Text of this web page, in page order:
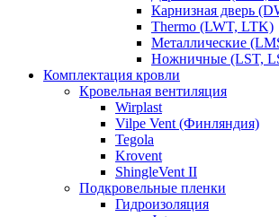
Карнизная дверь
Thermo (LWT, LTK)
Металлические
Ножничные (LST,
Комплектация кровли
Кровельная вентиляция
Wirplast
Vilpe Vent (Финляндия)
Tegola
Krovent
ShingleVent II
Подкровельные пленки
Гидроизоляция